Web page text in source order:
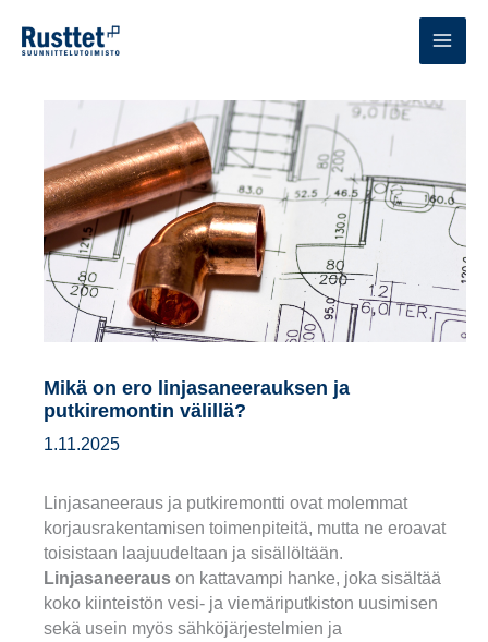
sisältöön
Mikä on ero linjasaneerauksen ja
putkiremontin välillä?
1.11.2025
Linjasaneeraus ja putkiremontti ovat molemmat
korjausrakentamisen toimenpiteitä, mutta ne eroavat
toisistaan laajuudeltaan ja sisällöltään.
Linjasaneeraus on kattavampi hanke, joka sisältää
koko kiinteistön vesi- ja viemäriputkiston uusimisen
sekä usein myös sähköjärjestelmien ja